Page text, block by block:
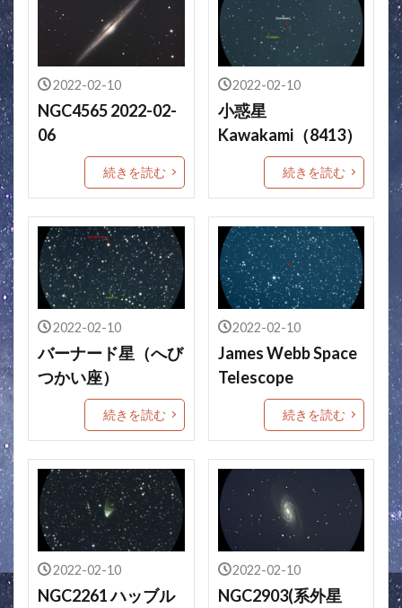
2022-02-10
NGC4565 2022-02-
06
続きを読む
2022-02-10
小惑星
Kawakami（8413）
続きを読む
2022-02-10
バーナード星（へび
つかい座）
続きを読む
2022-02-10
James Webb Space
Telescope
続きを読む
2022-02-10
NGC2261 ハッブル
2022-02-10
NGC2903(系外星